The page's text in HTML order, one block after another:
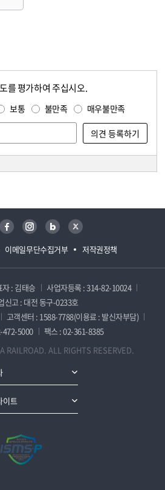
를 평가하여 주십시오.
보통 불만족 매우불만족
이메일무단수집거부 저작권정책
페이스북 인스타그램 블로그 트위터
자 : 김태승
사업자등록 : 314-82-10024
신고 : 대전 동구-0233호
고객센터 : 1588-7788(이용료 : 발신자부담)
472-5000
팩스 : 02-361-8385
RAILROAD. ALL RIGHTS RESERVED.
이트